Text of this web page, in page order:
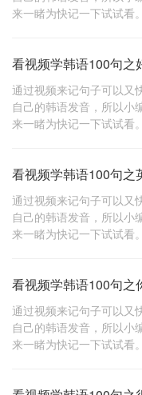
来一睹为快记一下试试看。
看视频学韩语100句之
通过视频来记句子可以又
自己的韩语发音，所以小
来一睹为快记一下试试看。
看视频学韩语100句之
通过视频来记句子可以又
自己的韩语发音，所以小
来一睹为快记一下试试看。
看视频学韩语100句之
通过视频来记句子可以又
自己的韩语发音，所以小
来一睹为快记一下试试看。